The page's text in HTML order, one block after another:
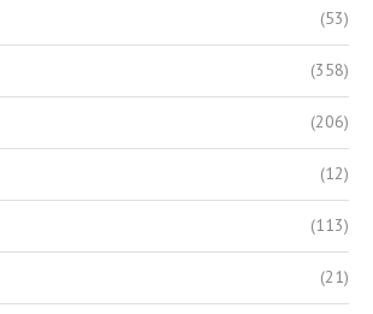
(53)
(358)
(206)
(12)
(113)
(21)